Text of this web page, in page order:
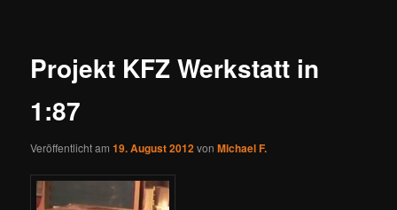
Projekt KFZ Werkstatt in
1:87
Veröffentlicht am19. August 2012vonMichael F.